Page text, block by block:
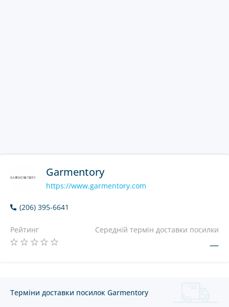
Garmentory
https://www.garmentory.com
(206) 395-6641
Рейтинг Середній термін доставки посилки
—
Терміни доставки посилок Garmentory